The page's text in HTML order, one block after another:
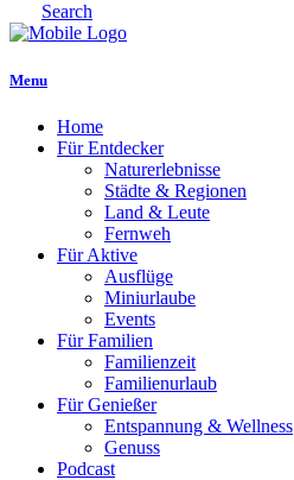
Search
Menu
Home
Für Entdecker
Naturerlebnisse
Städte & Regionen
Land & Leute
Fernweh
Für Aktive
Ausflüge
Miniurlaube
Events
Für Familien
Familienzeit
Familienurlaub
Für Genießer
Entspannung & Wellness
Genuss
Podcast